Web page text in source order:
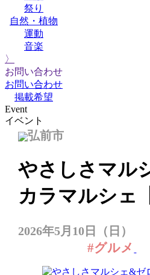
祭り
自然・植物
運動
音楽
〉
お問い合わせ
お問い合わせ
掲載希望
Event
イベント
弘前市
やさしさマル
カラマルシェ
2026年5月10日（日）
#グルメ